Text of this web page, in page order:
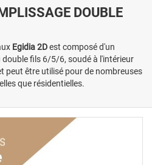
DOUBLE
Egidia 2Dest composé d'un
fils 6/5/6, soudé à l'intérieur
peut être utilisé pour de nombreuses
que résidentielles.